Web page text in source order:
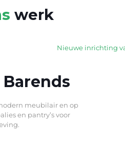
werk
meubilair en op
en pantry’s voor